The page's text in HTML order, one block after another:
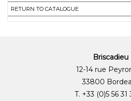
RETURN TO CATALOGUE
Briscadieu
12-14 rue
33800
T. +33 (0)5 56 31